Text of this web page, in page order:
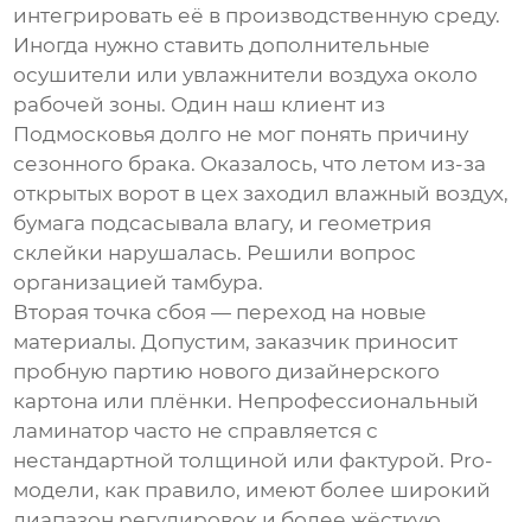
интегрировать её в производственную среду.
Иногда нужно ставить дополнительные
осушители или увлажнители воздуха около
рабочей зоны. Один наш клиент из
Подмосковья долго не мог понять причину
сезонного брака. Оказалось, что летом из-за
открытых ворот в цех заходил влажный воздух,
бумага подсасывала влагу, и геометрия
склейки нарушалась. Решили вопрос
организацией тамбура.
Вторая точка сбоя — переход на новые
материалы. Допустим, заказчик приносит
пробную партию нового дизайнерского
картона или плёнки. Непрофессиональный
ламинатор часто не справляется с
нестандартной толщиной или фактурой. Pro-
модели, как правило, имеют более широкий